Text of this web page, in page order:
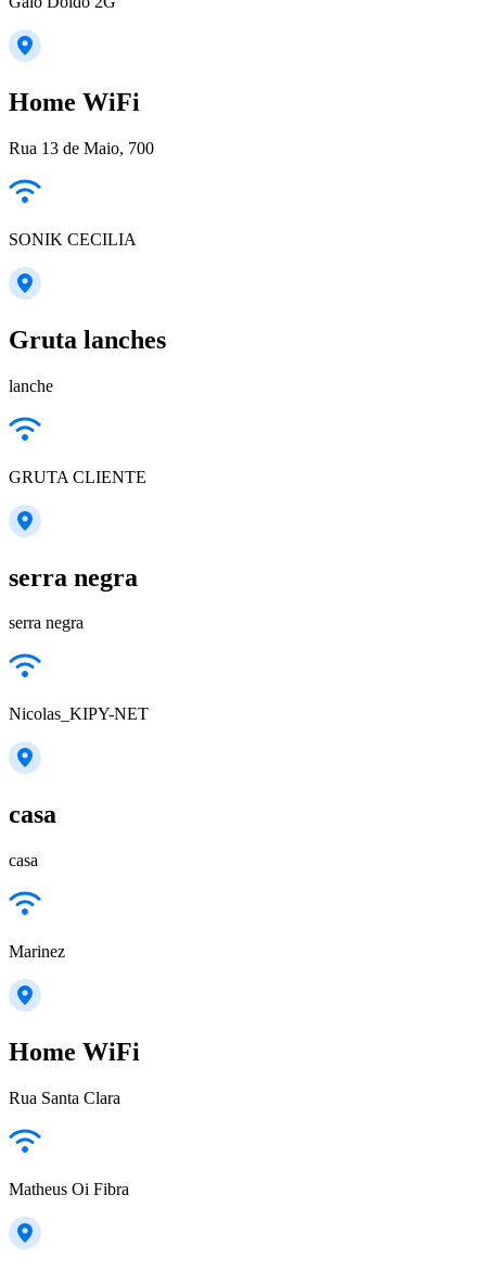
Home WiFi
Rua 13 de Maio, 700
SONIK CECILIA
Gruta lanches
lanche
GRUTA CLIENTE
serra negra
serra negra
Nicolas_KIPY-NET
casa
casa
Marinez
Home WiFi
Rua Santa Clara
Matheus Oi Fibra